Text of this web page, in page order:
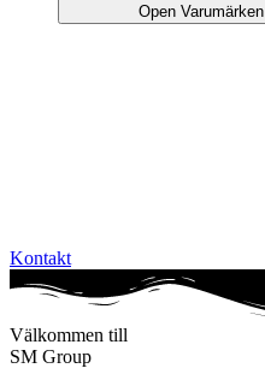
Open Varumärken
Kontakt
Välkommen till
SM Group